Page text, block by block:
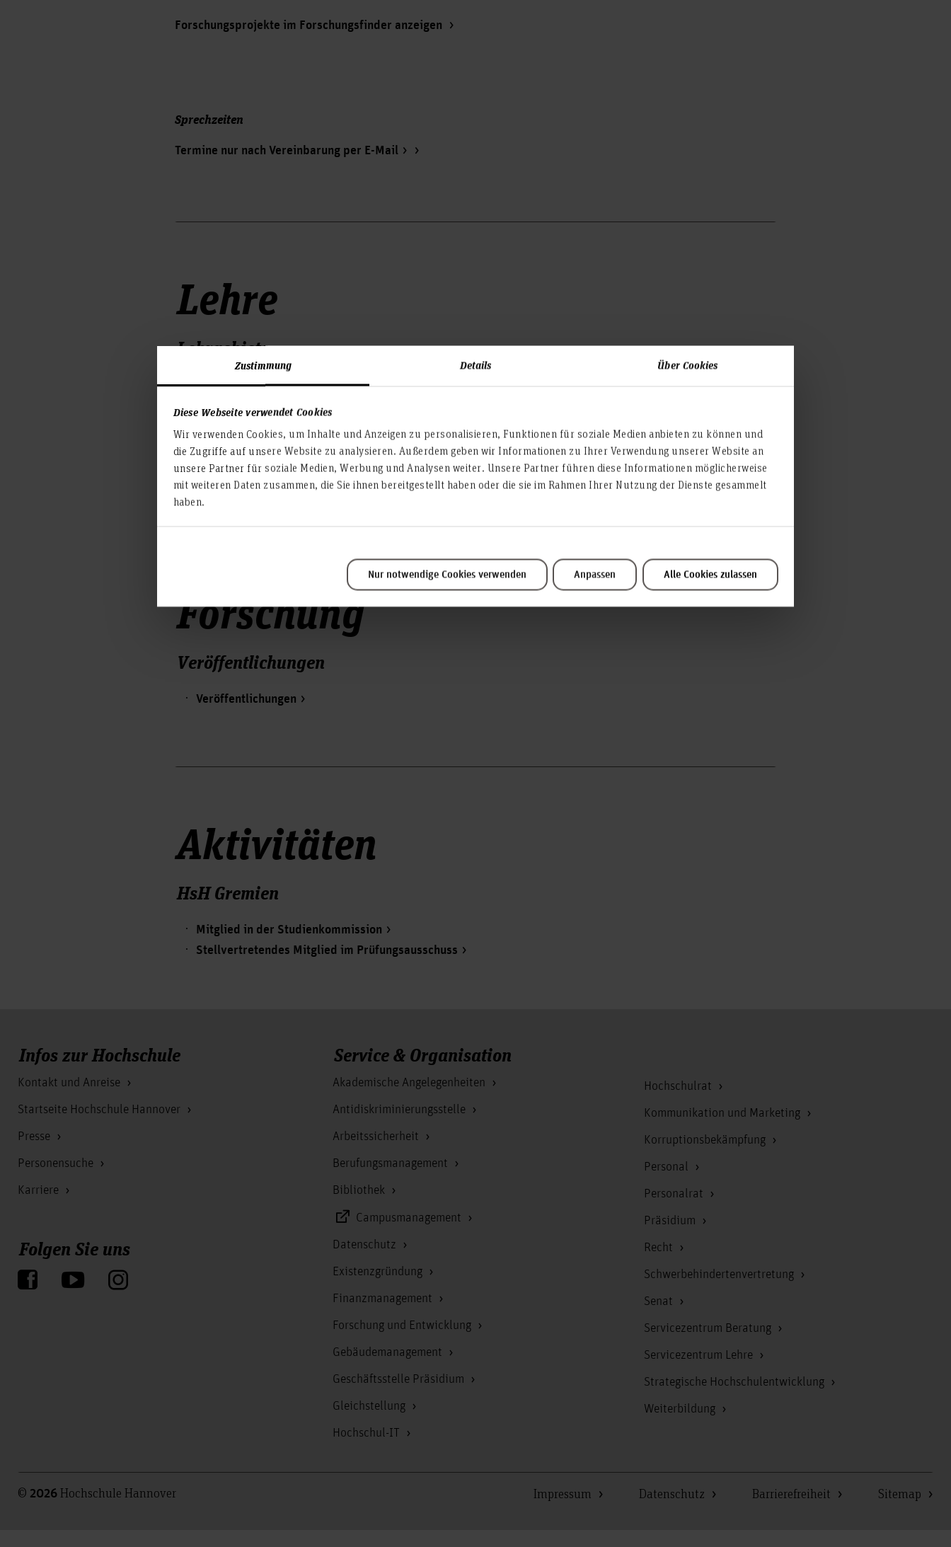
Zustimmung Details Über Cookies
Diese Webseite verwendet Cookies
Wir verwenden Cookies, um Inhalte und Anzeigen zu personalisieren, Funktionen für soziale Medien anbieten zu können und
die Zugriffe auf unsere Website zu analysieren. Außerdem geben wir Informationen zu Ihrer Verwendung unserer Website an
unsere Partner für soziale Medien, Werbung und Analysen weiter. Unsere Partner führen diese Informationen möglicherweise
mit weiteren Daten zusammen, die Sie ihnen bereitgestellt haben oder die sie im Rahmen Ihrer Nutzung der Dienste gesammelt
haben.
Nur notwendige Cookies verwenden Anpassen Alle Cookies zulassen
Forschungsprojekte im Forschungsfinder anzeigen
Sprechzeiten
Termine nur nach Vereinbarung per E-Mail
Lehre
Lehrgebiete
Betriebswirtschaftslehre, insb. Unternehmensführung und Organisation:
Unternehmensführung
Change Management
Organisationsgestaltung
Soziale Kompetenz: Effektives Arbeiten in Teams
Forschung
Veröffentlichungen
Veröffentlichungen
Aktivitäten
HsH Gremien
Mitglied in der Studienkommission
Stellvertretendes Mitglied im Prüfungsausschuss
Infos zur Hochschule
Kontakt und Anreise
Startseite Hochschule Hannover
Presse
Personensuche
Karriere
Folgen Sie uns
Service & Organisation
Akademische Angelegenheiten
Antidiskriminierungsstelle
Arbeitssicherheit
Berufungsmanagement
Bibliothek
Campusmanagement
Datenschutz
Existenzgründung
Finanzmanagement
Forschung und Entwicklung
Gebäudemanagement
Geschäftsstelle Präsidium
Gleichstellung
Hochschul-IT
Hochschulrat
Kommunikation und Marketing
Korruptionsbekämpfung
Personal
Personalrat
Präsidium
Recht
Schwerbehindertenvertretung
Senat
Servicezentrum Beratung
Servicezentrum Lehre
Strategische Hochschulentwicklung
Weiterbildung
© 2026 Hochschule Hannover Impressum Datenschutz Barrierefreiheit Sitemap